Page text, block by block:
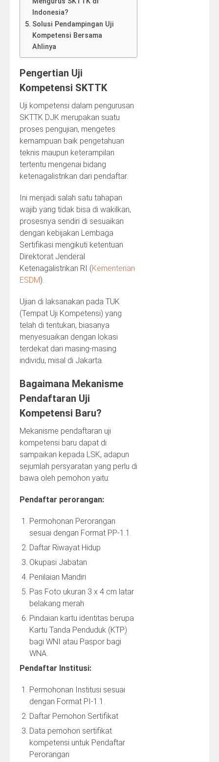
Indonesia?
Solusi Pendampingan Uji
Kompetensi Bersama
Ahlinya
Pengertian Uji
Kompetensi SKTTK
Uji kompetensi dalam pengurusan
SKTTK DJK merupakan suatu
proses pengujian, mengetes
kemampuan baik pengetahuan
teknis maupun keterampilan
tertentu mengenai bidang
ketenagalistrikan dari pendaftar.
Ini menjadi salah satu tahapan
wajib yang tidak bisa di wakilkan,
prosesnya sendiri di sesuaikan
dengan kebijakan Lembaga
Sertifikasi mengikuti ketentuan
Direktorat Jenderal
Ketenagalistrikan RI (Kementerian
ESDM).
Ujian di laksanakan pada TUK
(Tempat Uji Kompetensi) yang
telah di tentukan, biasanya
menyesuaikan dengan lokasi
terdekat dari masing-masing
individu, misal di Jakarta.
Bagaimana Mekanisme
Pendaftaran Uji
Kompetensi Baru?
Mekanisme pendaftaran uji
kompetensi baru dapat di
sampaikan kepada LSK, adapun
sejumlah persyaratan yang perlu di
bawa oleh pemohon yaitu:
Pendaftar perorangan:
Permohonan Perorangan
sesuai dengan Format PP-1.1.
Daftar Riwayat Hidup
Okupasi Jabatan
Penilaian Mandiri
Pas Foto ukuran 3 x 4 cm latar
belakang merah
Pindaian kartu identitas berupa
Kartu Tanda Penduduk (KTP)
bagi WNI atau Paspor bagi
WNA.
Pendaftar Institusi:
Permohonan Institusi sesuai
dengan Format PI-1.1.
Daftar Pemohon Sertifikat
Data pemohon sertifikat
kompetensi untuk Pendaftar
Perorangan